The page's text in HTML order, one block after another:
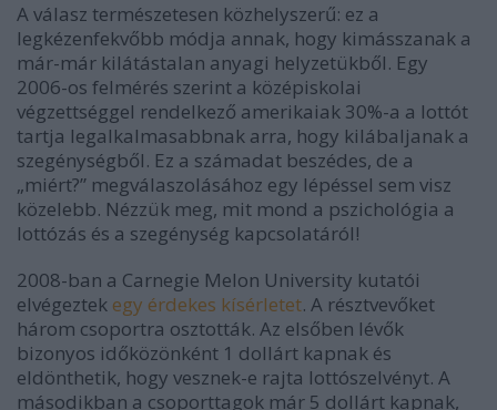
A válasz természetesen közhelyszerű: ez a
legkézenfekvőbb módja annak, hogy kimásszanak a
már-már kilátástalan anyagi helyzetükből. Egy
2006-os felmérés szerint a középiskolai
végzettséggel rendelkező amerikaiak 30%-a a lottót
tartja legalkalmasabbnak arra, hogy kilábaljanak a
szegénységből. Ez a számadat beszédes, de a
„miért?” megválaszolásához egy lépéssel sem visz
közelebb. Nézzük meg, mit mond a pszichológia a
lottózás és a szegénység kapcsolatáról!
2008-ban a Carnegie Melon University kutatói
elvégeztek egy érdekes kísérletet. A résztvevőket
három csoportra osztották. Az elsőben lévők
bizonyos időközönként 1 dollárt kapnak és
eldönthetik, hogy vesznek-e rajta lottószelvényt. A
másodikban a csoporttagok már 5 dollárt kapnak,